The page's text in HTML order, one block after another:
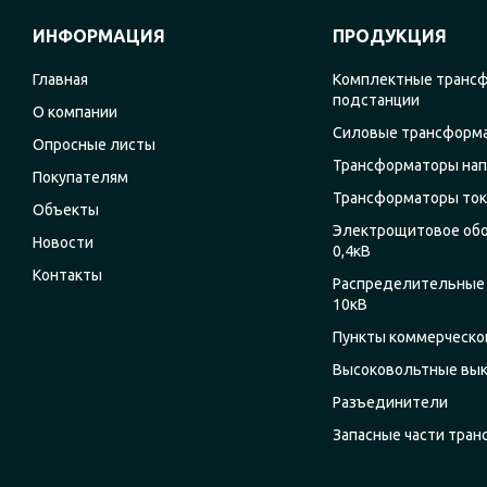
ИНФОРМАЦИЯ
Главная
О компании
Опросные листы
Покупателям
Объекты
Новости
Контакты
ПРОДУКЦИЯ
Комплектные
подстанции
Силовые
Трансформаторы
Трансформаторы
Электрощитовое
0,4кВ
Распределительные
10кВ
Пункты
Высоковольтные
Разъединители
Запасные части